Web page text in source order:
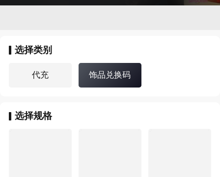
选择类别
代充 饰品兑换码
选择规格